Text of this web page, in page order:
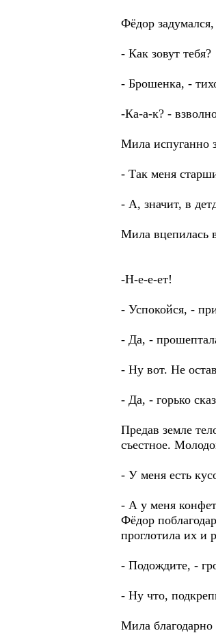
Фёдор
- Как зовут тебя?
- Брошенка, -
-Ка-а-к? -
Мила испуганно
- Так меня
- А, значит, в
Мила вцепилась
-Н-е-е-ет!
- Успокойся, -
- Да, -
- Ну вот. Не
- Да, - горько
Предав земле
съестное.
- У меня есть
- А у меня
Фёдор
проглотила их и
- Подождите, -
- Ну что,
Мила благодарно